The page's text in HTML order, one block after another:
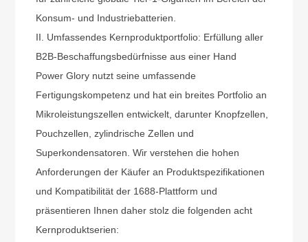
Konsum- und Industriebatterien.
II. Umfassendes Kernproduktportfolio: Erfüllung aller
B2B-Beschaffungsbedürfnisse aus einer Hand
Power Glory nutzt seine umfassende
Fertigungskompetenz und hat ein breites Portfolio an
Mikroleistungszellen entwickelt, darunter Knopfzellen,
Pouchzellen, zylindrische Zellen und
Superkondensatoren. Wir verstehen die hohen
Anforderungen der Käufer an Produktspezifikationen
und Kompatibilität der 1688-Plattform und
präsentieren Ihnen daher stolz die folgenden acht
Kernproduktserien: